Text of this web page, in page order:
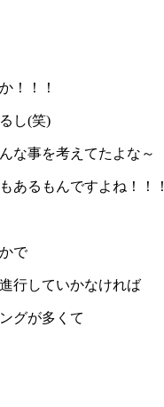
！！！
し(笑)
な事を考えてたよな～
あるもんですよね！！！
で
行していかなければ
グが多くて